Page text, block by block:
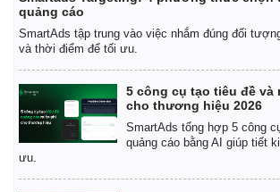
quảng cáo
SmartAds tập trung vào việc nhắm đúng đối
và thời điểm để tối ưu.
5 công cụ tạo tiêu đề và
cho thương hiệu 2026
SmartAds tổng hợp 5 công
quảng cáo bằng AI giúp tiết
ưu.